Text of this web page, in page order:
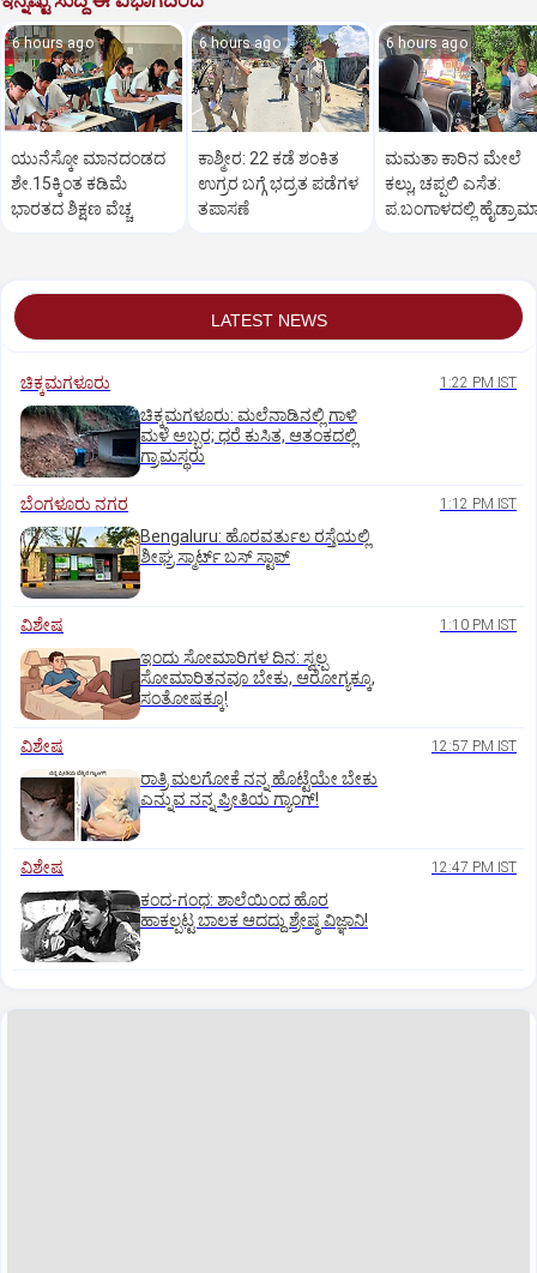
6 hours ago
ಯುನೆಸ್ಕೋ ಮಾನದಂಡದ
ಶೇ.15ಕ್ಕಿಂತ ಕಡಿಮೆ
ಭಾರತದ ಶಿಕ್ಷಣ ವೆಚ್ಚ
6 hours ago
ಕಾಶ್ಮೀರ: 22 ಕಡೆ ಶಂಕಿತ
ಉಗ್ರರ ಬಗ್ಗೆ ಭದ್ರತ ಪಡೆಗಳ
ತಪಾಸಣೆ
6 hours ago
ಮಮತಾ ಕಾರಿನ ಮೇಲೆ
ಕಲ್ಲು, ಚಪ್ಪಲಿ ಎಸೆತ:
ಪ.ಬಂಗಾಳದಲ್ಲಿ
LATEST NEWS
ಚಿಕ್ಕಮಗಳೂರು 1:22 PM IST
ಚಿಕ್ಕಮಗಳೂರು: ಮಲೆನಾಡಿನಲ್ಲಿ ಗಾಳಿ
ಮಳೆ ಅಬ್ಬರ; ಧರೆ ಕುಸಿತ, ಆತಂಕದಲ್ಲಿ
ಗ್ರಾಮಸ್ಥರು
ಬೆಂಗಳೂರು ನಗರ 1:12 PM IST
Bengaluru: ಹೊರವರ್ತುಲ ರಸ್ತೆಯಲ್ಲಿ
ಶೀಘ್ರ ಸ್ಮಾರ್ಟ್‌ ಬಸ್‌ ಸ್ಟಾಪ್‌
ವಿಶೇಷ 1:10 PM IST
ಇಂದು ಸೋಮಾರಿಗಳ ದಿನ: ಸ್ವಲ್ಪ
ಸೋಮಾರಿತನವೂ ಬೇಕು, ಆರೋಗ್ಯಕ್ಕೂ,
ಸಂತೋಷಕ್ಕೂ!
ವಿಶೇಷ 12:57 PM IST
ರಾತ್ರಿ ಮಲಗೋಕೆ ನನ್ನ ಹೊಟ್ಟೆಯೇ ಬೇಕು
ಎನ್ನುವ ನನ್ನ ಪ್ರೀತಿಯ ಗ್ಯಾಂಗ್!
ವಿಶೇಷ 12:47 PM IST
ಕಂದ-ಗಂಧ: ಶಾಲೆಯಿಂದ ಹೊರ
ಹಾಕಲ್ಪಟ್ಟ ಬಾಲಕ ಆದದ್ದು ಶ್ರೇಷ್ಠ ವಿಜ್ಞಾನಿ!